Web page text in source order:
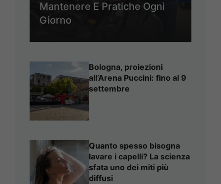
Mantenere E Pratiche Ogni
Giorno
Bologna, proiezioni
all’Arena Puccini: fino al 9
settembre
Quanto spesso bisogna
lavare i capelli? La scienza
sfata uno dei miti più
diffusi